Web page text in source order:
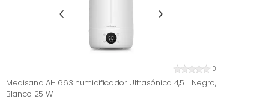
0
Medisana AH 663 humidificador Ultrasónica 4,5 L Negro,
Blanco 25 W